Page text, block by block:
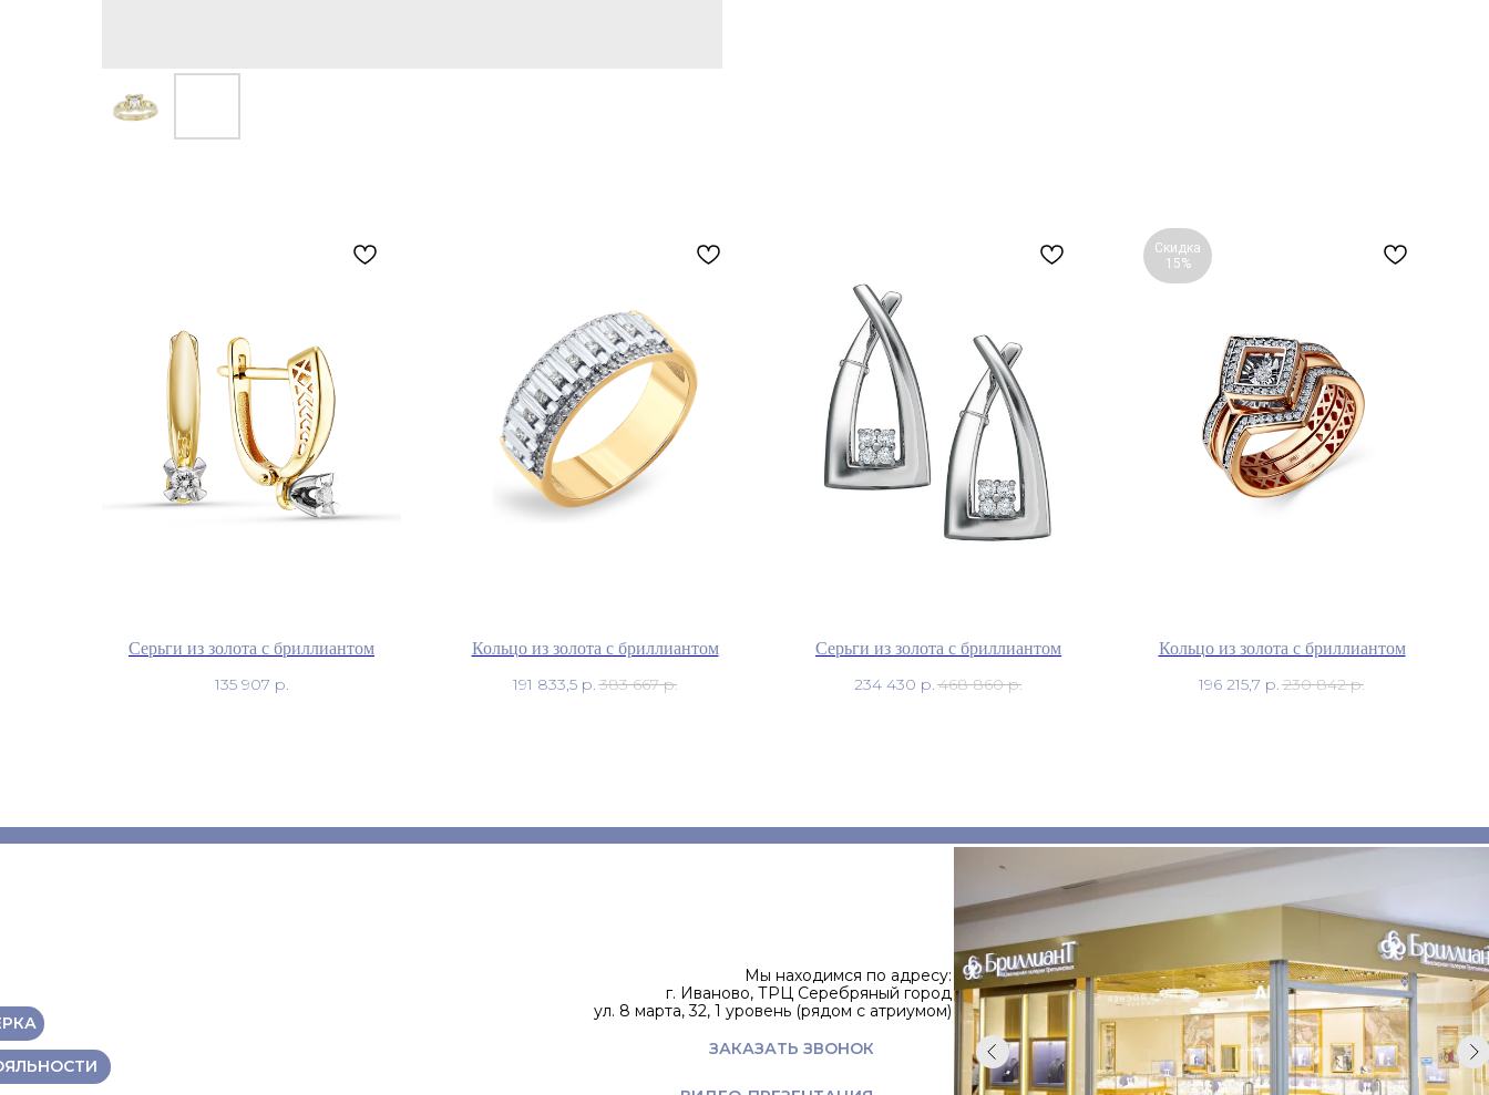
Серьги из золота с бриллиантом
135 907 р.
Кольцо из золота с бриллиантом
191 833,5 р.383 667 р.
Серьги из золота с бриллиантом
234 430 р. 468 860 р.
Скидка
15%
Кольцо из золота с бриллиантом
196 215,7 р. 230 842 р.
Мы находимся по адресу:
г. Иваново, ТРЦ Серебряный город
ул. 8 марта, 32, 1 уровень (рядом с атриумом)
ЗАКАЗАТЬ ЗВОНОК